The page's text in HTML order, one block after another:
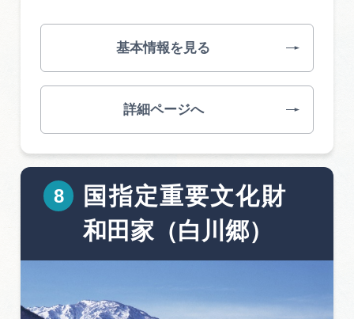
基本情報を見る
詳細ページへ
国指定重要文化財
和田家（白川郷）